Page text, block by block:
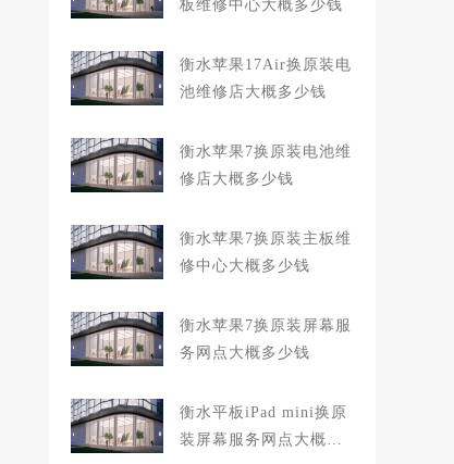
板维修中心大概多少钱
衡水苹果17Air换原装电
池维修店大概多少钱
衡水苹果7换原装电池维
修店大概多少钱
衡水苹果7换原装主板维
修中心大概多少钱
衡水苹果7换原装屏幕服
务网点大概多少钱
衡水平板iPad mini换原
装屏幕服务网点大概多